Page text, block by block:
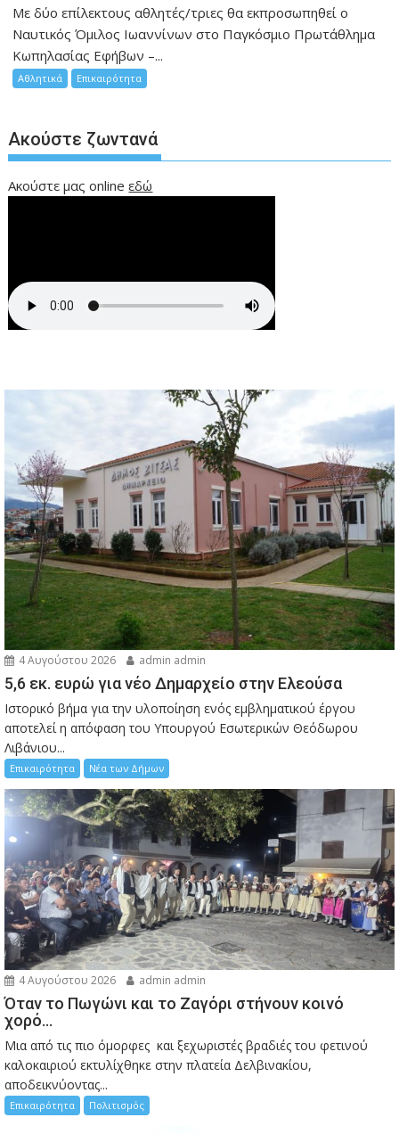
Mε δύο επίλεκτους αθλητές/τριες θα εκπροσωπηθεί ο
Ναυτικός Όμιλος Ιωαννίνων στο Παγκόσμιο Πρωτάθλημα
Κωπηλασίας Εφήβων –...
Αθλητικά Επικαιρότητα
Ακούστε ζωντανά
Ακούστε μας onlineεδώ
4 Αυγούστου 2026 admin admin
5,6 εκ. ευρώ για νέο Δημαρχείο στην Ελεούσα
Ιστορικό βήμα για την υλοποίηση ενός εμβληματικού έργου
αποτελεί η απόφαση του Υπουργού Εσωτερικών Θεόδωρου
Λιβάνιου...
Επικαιρότητα Νέα των Δήμων
4 Αυγούστου 2026 admin admin
Όταν το Πωγώνι και το Ζαγόρι στήνουν κοινό
χορό…
Μια από τις πιο όμορφες και ξεχωριστές βραδιές του φετινού
καλοκαιριού εκτυλίχθηκε στην πλατεία Δελβινακίου,
αποδεικνύοντας...
Επικαιρότητα Πολιτισμός